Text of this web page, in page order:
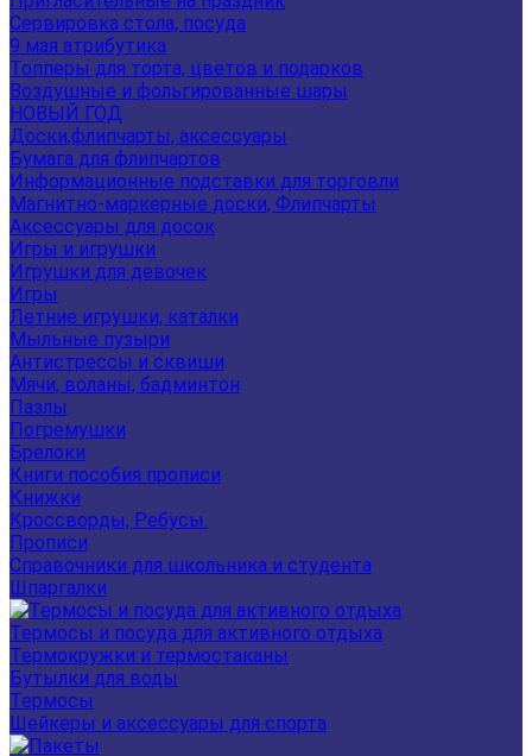
Сервировка стола, посуда
9 мая атрибутика
Топперы для торта, цветов и подарков
Воздушные и фольгированные шары
НОВЫЙ ГОД
Доски,флипчарты, аксессуары
Бумага для флипчартов
Информационные подставки для торговли
Магнитно-маркерные доски, Флипчарты
Аксессуары для досок
Игры и игрушки
Игрушки для девочек
Игры
Летние игрушки, каталки
Мыльные пузыри
Антистрессы и сквиши
Мячи, воланы, бадминтон
Пазлы
Погремушки
Брелоки
Книги пособия прописи
Книжки
Кроссворды, Ребусы.
Прописи
Справочники для школьника и студента
Шпаргалки
Термосы и посуда для активного отдыха
Термокружки и термостаканы
Бутылки для воды
Термосы
Шейкеры и аксессуары для спорта